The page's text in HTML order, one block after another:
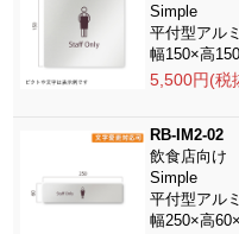
Simple
平付型アルミ
幅150×高
5,500円(税
RB-IM2-02
飲食店向け
Simple
平付型アルミ
幅250×高